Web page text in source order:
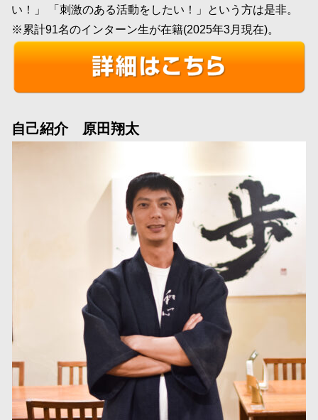
い！」 「刺激のある活動をしたい！」という方は是非。
※累計91名のインターン生が在籍(2025年3月現在)。
自己紹介 原田翔太